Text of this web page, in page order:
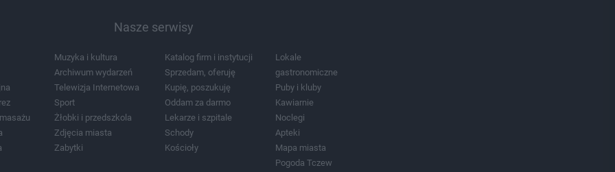
Nasze serwisy
Muzyka i kultura
Archiwum wydarzeń
Telewizja Internetowa
Sport
Żłobki i przedszkola
Zdjęcia miasta
Zabytki
Katalog firm i instytucji
Sprzedam, oferuję
Kupię, poszukuję
Oddam za darmo
Lekarze i szpitale
Schody
Kościoły
Lokale
gastronomiczne
Puby i kluby
Kawiarnie
Noclegi
Apteki
Mapa miasta
Pogoda Tczew